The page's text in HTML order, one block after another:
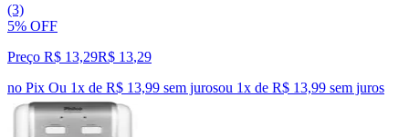
(3)
5% OFF
Preço R$ 13,29R$ 13,29
no Pix Ou 1x de R$ 13,99 sem jurosou 1x de R$ 13,99 sem juros